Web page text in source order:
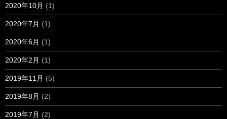
2020年10月 (1)
2020年7月 (1)
2020年6月 (1)
2020年2月 (1)
2019年11月 (5)
2019年8月 (2)
2019年7月 (2)